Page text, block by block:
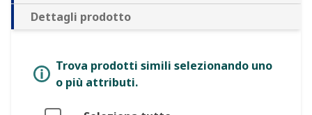
Dettagli prodotto
Trova prodotti simili selezionando uno
o più attributi.